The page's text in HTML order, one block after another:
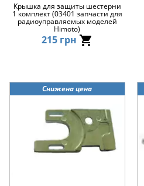
Крышка для защиты шестерни
1 комплект (03401 запчасти для
радиоуправляемых моделей
Himoto)
215 грн
Снижена цена